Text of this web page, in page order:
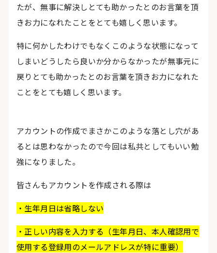
たが、無事に解決しとても助かったとのお言葉を頂
きお力になれたことをとても嬉しく思います。
特に何かしたわけでもなくこのような状態になって
しまいどうしたら良いか分からなかったが無事元に
戻りとても助かったとのお言葉を頂きお力になれた
ことをとても嬉しく思います。
アカウントの作成でまさかこのような落とし穴があ
るとは思わなかったので今回は私共としてもいい勉
強になりました。
皆さんもアカウントを作成される際は
・生年月日は省略しない
・正しい内容を入力する（生年月日、本人確認用で
使用する登録用のメールアドレスが特に重要）